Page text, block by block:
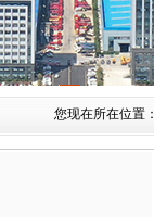
您现在所在位置：